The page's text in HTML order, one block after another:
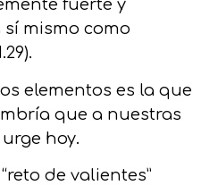
fuerte y
mismo como
elementos es la que
que a nuestras
hoy.
de valientes”